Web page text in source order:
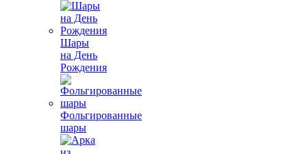
Шары
на День
Рождения
Фольгированные
шары